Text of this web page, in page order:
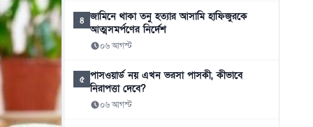
৪ জামিনে থাকা তনু হত্যার আসামি হাফিজুরকে
আত্মসমর্পণের নির্দেশ
০৬ আগস্ট
৫ পাসওয়ার্ড নয় এখন ভরসা পাসকী, কীভাবে
নিরাপত্তা দেবে?
০৬ আগস্ট